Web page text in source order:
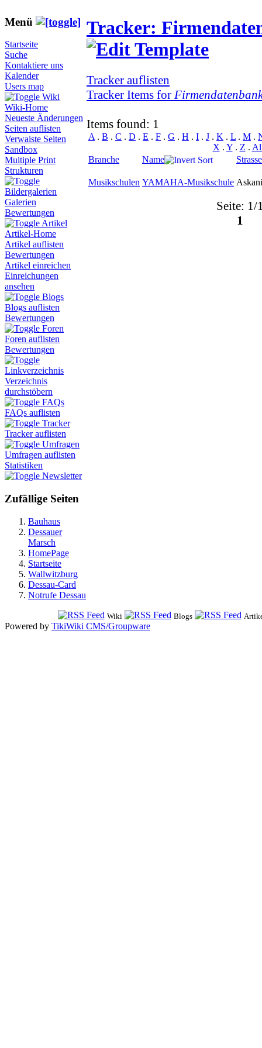
Menü
Startseite
Suche
Kontaktiere uns
Kalender
Users map
Wiki
Wiki-Home
Neueste Änderungen
Seiten auflisten
Verwaiste Seiten
Sandbox
Multiple Print
Strukturen
Bildergalerien
Galerien
Bewertungen
Artikel
Artikel-Home
Artikel auflisten
Bewertungen
Artikel einreichen
Einreichungen
ansehen
Blogs
Blogs auflisten
Bewertungen
Foren
Foren auflisten
Bewertungen
Linkverzeichnis
Verzeichnis
durchstöbern
FAQs
FAQs auflisten
Tracker
Tracker auflisten
Umfragen
Umfragen auflisten
Statistiken
Newsletter
Zufällige Seiten
Bauhaus
Dessauer
Marsch
HomePage
Startseite
Wallwitzburg
Dessau-Card
Notrufe Dessau
Tracker:
Tracker auflisten
Tracker Items for
Items found: 1
A . B . C . D . E . F . G . H . I . J . K . L . M .
X . Y. Z .
Branche
Name Strasse
Musikschulen YAMAHA-Musikschule
Seite: 1/
1
Wiki Blogs
Powered by TikiWiki CMS/Groupware